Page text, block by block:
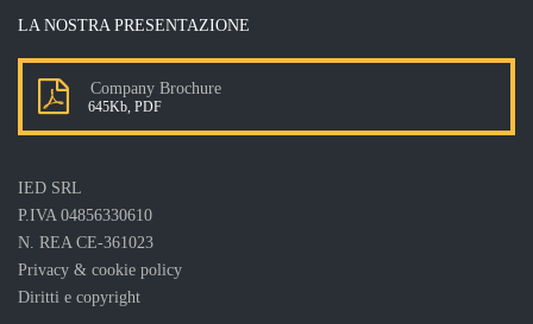
LA NOSTRA PRESENTAZIONE
Company Brochure
645Kb, PDF
IED SRL
P.IVA 04856330610
N. REA CE-361023
Privacy & cookie policy
Diritti e copyright